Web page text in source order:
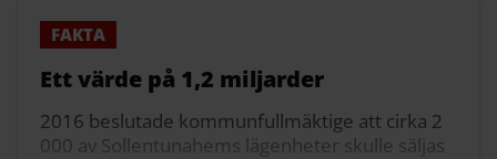
Ett värde på 1,2 miljarder
2016 beslutade kommunfullmäktige att cirka 2
000 av Sollentunahems lägenheter skulle säljas